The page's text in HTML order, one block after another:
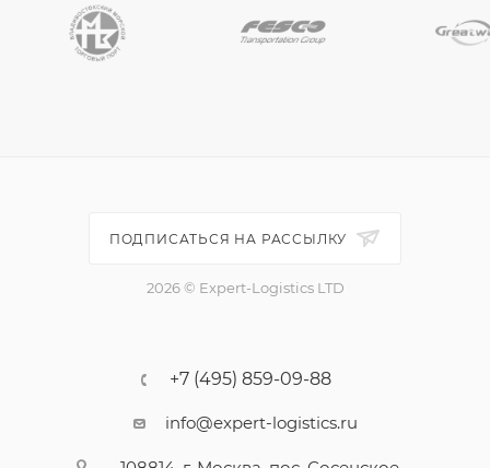
ПОДПИСАТЬСЯ НА РАССЫЛКУ
2026 © Expert-Logistics LTD
+7 (495) 859-09-88
info@expert-logistics.ru